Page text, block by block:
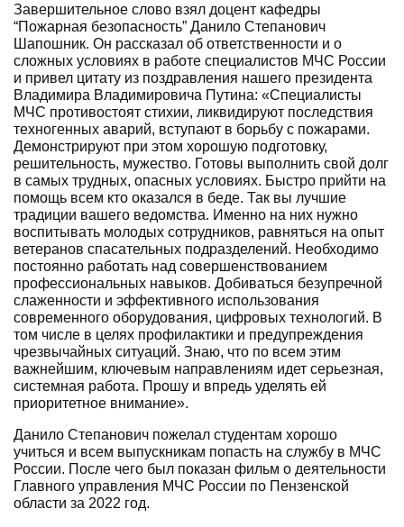
Завершительное слово взял доцент кафедры
“Пожарная безопасность” Данило Степанович
Шапошник. Он рассказал об ответственности и о
сложных условиях в работе специалистов МЧС России
и привел цитату из поздравления нашего президента
Владимира Владимировича Путина: «Специалисты
МЧС противостоят стихии, ликвидируют последствия
техногенных аварий, вступают в борьбу с пожарами.
Демонстрируют при этом хорошую подготовку,
решительность, мужество. Готовы выполнить свой долг
в самых трудных, опасных условиях. Быстро прийти на
помощь всем кто оказался в беде. Так вы лучшие
традиции вашего ведомства. Именно на них нужно
воспитывать молодых сотрудников, равняться на опыт
ветеранов спасательных подразделений. Необходимо
постоянно работать над совершенствованием
профессиональных навыков. Добиваться безупречной
слаженности и эффективного использования
современного оборудования, цифровых технологий. В
том числе в целях профилактики и предупреждения
чрезвычайных ситуаций. Знаю, что по всем этим
важнейшим, ключевым направлениям идет серьезная,
системная работа. Прошу и впредь уделять ей
приоритетное внимание».
Данило Степанович пожелал студентам хорошо
учиться и всем выпускникам попасть на службу в МЧС
России. После чего был показан фильм о деятельности
Главного управления МЧС России по Пензенской
области за 2022 год.